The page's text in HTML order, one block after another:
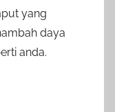
yang
daya
anda.